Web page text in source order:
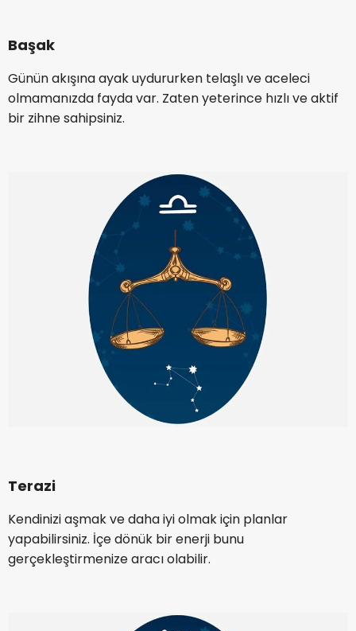
Başak
Günün akışına ayak uydururken telaşlı ve aceleci
olmamanızda fayda var. Zaten yeterince hızlı ve aktif
bir zihne sahipsiniz.
Terazi
Kendinizi aşmak ve daha iyi olmak için planlar
yapabilirsiniz. İçe dönük bir enerji bunu
gerçekleştirmenize aracı olabilir.